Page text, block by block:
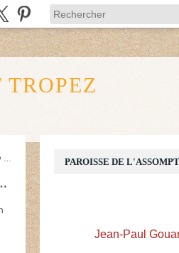
dimanche de Carême
PAROISSE DE
Jean-Paul